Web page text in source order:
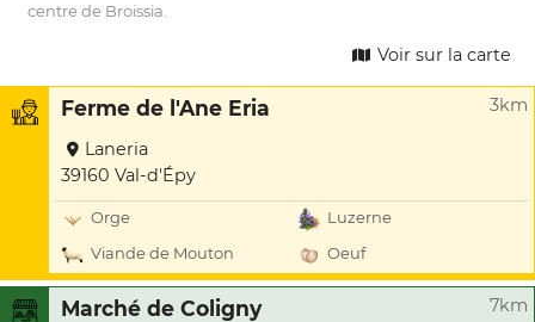
centre de Broissia.
Voir sur la carte
Ferme de l'Ane Eria 3km
Laneria
39160 Val-d'Épy
Orge
Luzerne
Viande de Mouton
Oeuf
Marché de Coligny 7km